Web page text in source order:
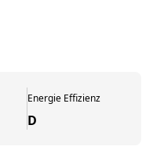
Energie Effizienz
D